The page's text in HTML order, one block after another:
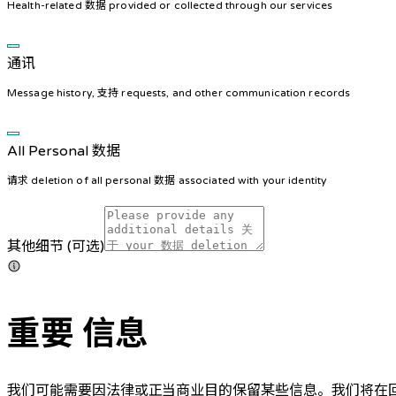
Health-related 数据 provided or collected through our services
通讯
Message history, 支持 requests, and other communication records
All Personal 数据
请求 deletion of all personal 数据 associated with your identity
其他细节 (可选)
重要 信息
我们可能需要因法律或正当商业目的保留某些信息。我们将在